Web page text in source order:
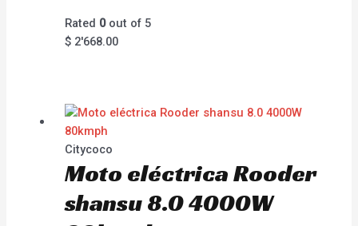
Rated 0out of 5
$2'668.00
Citycoco
Moto eléctrica Rooder
shansu 8.0 4000W